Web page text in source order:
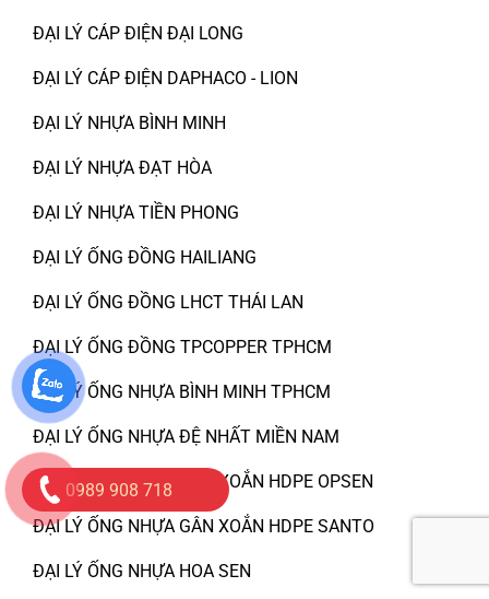
ĐẠI LÝ CÁP ĐIỆN ĐẠI LONG
ĐẠI LÝ CÁP ĐIỆN DAPHACO - LION
ĐẠI LÝ NHỰA BÌNH MINH
ĐẠI LÝ NHỰA ĐẠT HÒA
ĐẠI LÝ NHỰA TIỀN PHONG
ĐẠI LÝ ỐNG ĐỒNG HAILIANG
ĐẠI LÝ ỐNG ĐỒNG LHCT THÁI LAN
ĐẠI LÝ ỐNG ĐỒNG TPCOPPER TPHCM
ĐẠI LÝ ỐNG NHỰA BÌNH MINH TPHCM
ĐẠI LÝ ỐNG NHỰA ĐỆ NHẤT MIỀN NAM
ĐẠI LÝ ỐNG NHỰA GÂN XOẮN HDPE OPSEN
ĐẠI LÝ ỐNG NHỰA GÂN XOẮN HDPE SANTO
ĐẠI LÝ ỐNG NHỰA HOA SEN
0989 908 718